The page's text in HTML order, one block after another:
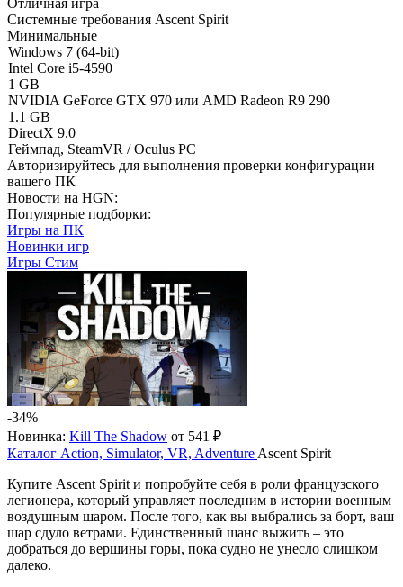
Отличная игра
Системные требования Ascent Spirit
Минимальные
Windows 7 (64-bit)
Intel Core i5-4590
1 GB
NVIDIA GeForce GTX 970 или AMD Radeon R9 290
1.1 GB
DirectX 9.0
Геймпад, SteamVR / Oculus PC
Авторизируйтесь для выполнения проверки конфигурации
вашего ПК
Новости на HGN:
Популярные подборки:
Игры на ПК
Новинки игр
Игры Стим
-34%
Новинка: Kill The Shadow от 541 ₽
Каталог Action, Simulator, VR, Adventure Ascent Spirit
Купите Ascent Spirit и попробуйте себя в роли французского
легионера, который управляет последним в истории военным
воздушным шаром. После того, как вы выбрались за борт, ваш
шар сдуло ветрами. Единственный шанс выжить – это
добраться до вершины горы, пока судно не унесло слишком
далеко.